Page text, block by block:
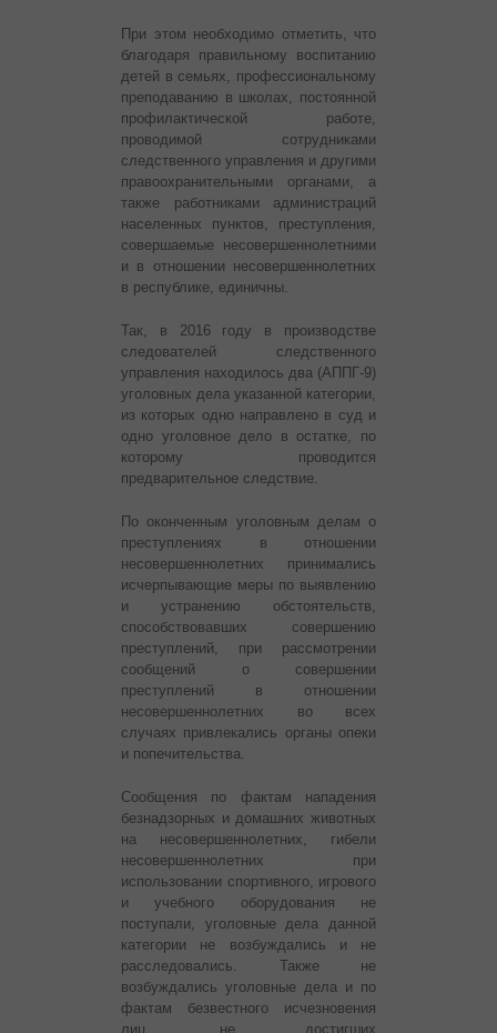
При этом необходимо отметить, что
благодаря правильному воспитанию
детей в семьях, профессиональному
преподаванию в школах, постоянной
профилактической работе,
проводимой сотрудниками
следственного управления и другими
правоохранительными органами, а
также работниками администраций
населенных пунктов, преступления,
совершаемые несовершеннолетними
и в отношении несовершеннолетних
в республике, единичны.
Так, в 2016 году в производстве
следователей следственного
управления находилось два (АППГ-9)
уголовных дела указанной категории,
из которых одно направлено в суд и
одно уголовное дело в остатке, по
которому проводится
предварительное следствие.
По оконченным уголовным делам о
преступлениях в отношении
несовершеннолетних принимались
исчерпывающие меры по выявлению
и устранению обстоятельств,
способствовавших совершению
преступлений, при рассмотрении
сообщений о совершении
преступлений в отношении
несовершеннолетних во всех
случаях привлекались органы опеки
и попечительства.
Сообщения по фактам нападения
безнадзорных и домашних животных
на несовершеннолетних, гибели
несовершеннолетних при
использовании спортивного, игрового
и учебного оборудования не
поступали, уголовные дела данной
категории не возбуждались и не
расследовались. Также не
возбуждались уголовные дела и по
фактам безвестного исчезновения
лиц, не достигших